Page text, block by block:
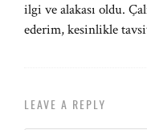
ilgi ve alakası oldu.
ederim, kesinlikle
LEAVE A REPLY